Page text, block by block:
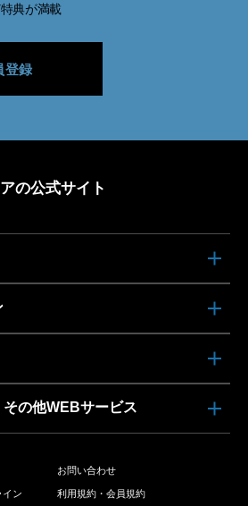
典が満載
登録
の公式サイト
の他WEBサービス
お問い合わせ
イン 利用規約・会員規約